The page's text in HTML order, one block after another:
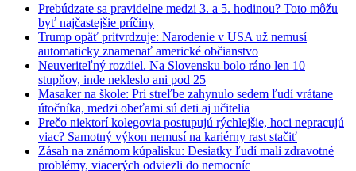
Prebúdzate sa pravidelne medzi 3. a 5. hodinou? Toto môžu
byť najčastejšie príčiny
Trump opäť pritvrdzuje: Narodenie v USA už nemusí
automaticky znamenať americké občianstvo
Neuveriteľný rozdiel. Na Slovensku bolo ráno len 10
stupňov, inde nekleslo ani pod 25
Masaker na škole: Pri streľbe zahynulo sedem ľudí vrátane
útočníka, medzi obeťami sú deti aj učitelia
Prečo niektorí kolegovia postupujú rýchlejšie, hoci nepracujú
viac? Samotný výkon nemusí na kariérny rast stačiť
Zásah na známom kúpalisku: Desiatky ľudí mali zdravotné
problémy, viacerých odviezli do nemocníc